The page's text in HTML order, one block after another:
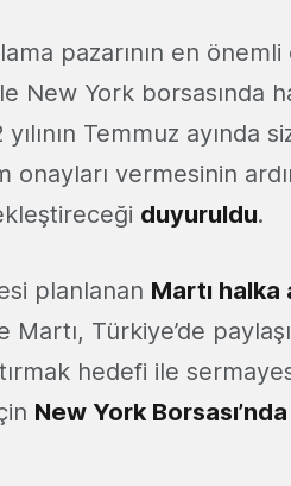
pazarının en önemli
New York borsasında
Temmuz ayında
vermesinin
duyuruldu.
planlanan Martı halka
Martı, Türkiye’de
hedefi ile
New York